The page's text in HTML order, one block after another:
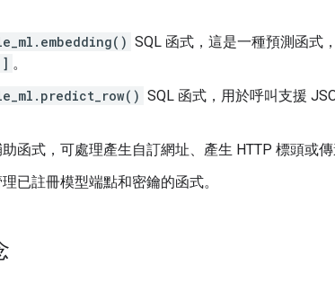
SQL 函式，這是一種預測函式
。
SQL 函式，用於呼叫支援
函式，可處理產生自訂網址、產生 HTTP 標頭或傳
已註冊模型端點和密鑰的函式。